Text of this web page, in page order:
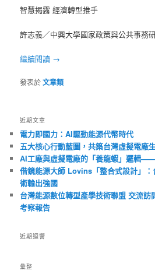
智慧揭露 經濟轉型推手
許志義／中興大學國家政策與公共事務
繼續閱讀 →
發表於文章類
近期文章
電力即國力：AI驅動能源代幣時代
五大核心行動藍圖，共築台灣虛擬電廠
AI工廠與虛擬電廠的「養龍蝦」邏輯
借鏡能源大師 Lovins「整合式設計」
術輸出強國
台灣能源數位轉型產學技術聯盟 交流訪
考察報告
近期迴響
彙整